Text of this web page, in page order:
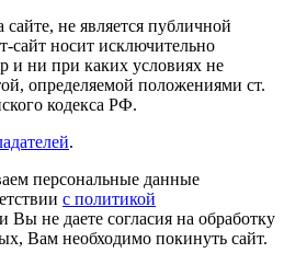
не является публичной
сайт носит исключительно
и ни при каких условиях не
определяемой положениями ст.
кодекса РФ.
.
персональные данные
с политикой
Вы не даете согласия на обработку
Вам необходимо покинуть сайт.